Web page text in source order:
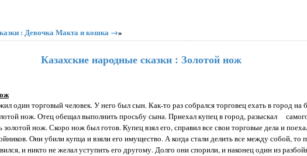
: Девочка Макта и кошка →»
Казахские народные сказки : Золотой нож
один торговый человек. У него был сын. Как-то раз собрался торговец ехать в город
нож. Отец обещал выполнить просьбу сына. Приехал купец в город, разыскал
золотой нож. Скоро нож был готов. Купец взял его, справил все свои торговые дела и
Они убили купца и взяли его имущество. А когда стали делить все между собой,
и никто не желал уступить его другому. Долго они спорили, и наконец один из